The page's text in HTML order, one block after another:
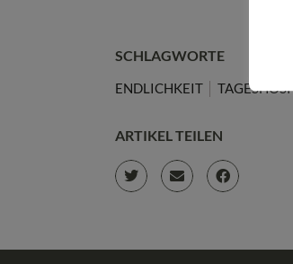
SCHLAGWORTE
ENDLICHKEIT
ARTIKEL TEILEN